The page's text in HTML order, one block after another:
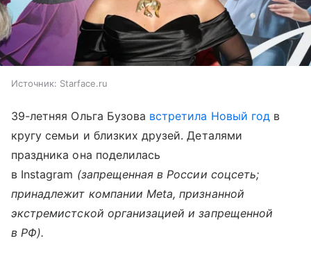
Источник: Starface.ru
39-летняя Ольга Бузова встретила Новый год в
кругу семьи и близких друзей. Деталями
праздника она поделилась
в Instagram (запрещенная в России соцсеть;
принадлежит компании Meta, признанной
экстремистской организацией и запрещенной
в РФ).